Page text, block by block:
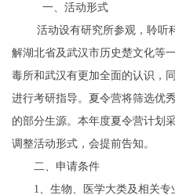
一、活动形式
活动设有研究所参观，聆听
解湖北省及武汉市历史楚文化等
毒所和武汉有更加全面的认识，
进行考研指导。夏令营将筛选优
的部分生源。本年度夏令营计划
调整活动形式，会提前告知。
二、申请条件
1、生物、医学大类及相关专